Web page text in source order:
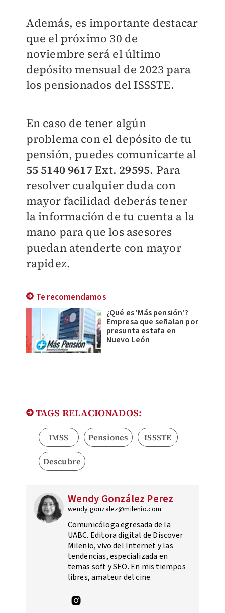
Además, es importante destacar
que el próximo 30 de
noviembre será el último
depósito mensual de 2023 para
los pensionados del ISSSTE.
En caso de tener algún
problema con el depósito de tu
pensión, puedes comunicarte al
55 5140 9617 Ext. 29595. Para
resolver cualquier duda con
mayor facilidad deberás tener
la información de tu cuenta a la
mano para que los asesores
puedan atenderte con mayor
rapidez.
Te recomendamos
¿Qué es 'Más pensión'?
Empresa que señalan por
presunta estafa en
Nuevo León
TAGS RELACIONADOS:
IMSS Pensiones ISSSTE
Descubre
Wendy González Perez
wendy.gonzalez@milenio.com
Comunicóloga egresada de la
UABC. Editora digital de Discover
Milenio, vivo del Internet y las
tendencias, especializada en
temas soft y SEO. En mis tiempos
libres, amateur del cine.